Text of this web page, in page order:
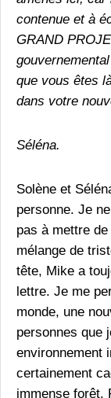
contenue et à
GRAND
que vous êtes
dans votre
Séléna.
Solène et
personne. Je
pas à mettre
mélange de
tête, Mike a
lettre. Je me
monde, une
personnes que
environnement
certainement
immense forêt.